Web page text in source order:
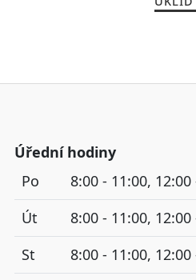
Úřední hodiny
Po
8:00 - 11:00, 12:00
Út
8:00 - 11:00, 12:00
St
8:00 - 11:00, 12:00